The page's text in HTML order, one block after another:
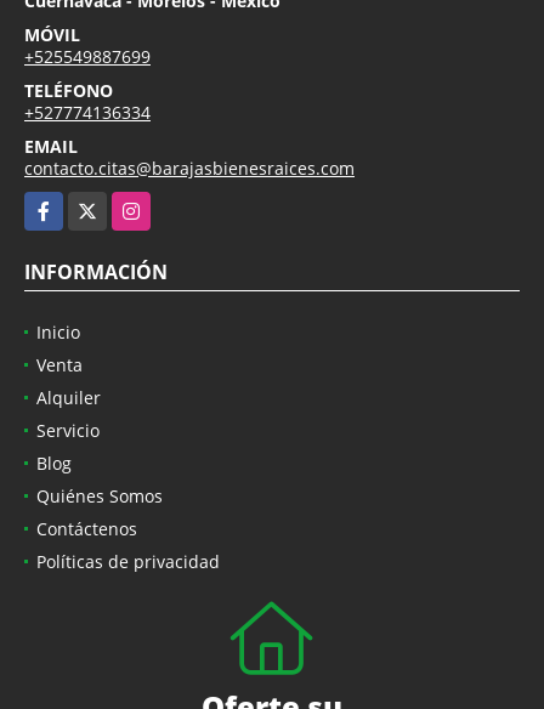
MÓVIL
+525549887699
TELÉFONO
+527774136334
EMAIL
contacto.citas@barajasbienesraices.com
Facebook
Instagram
INFORMACIÓN
Inicio
Venta
Alquiler
Servicio
Blog
Quiénes Somos
Contáctenos
Políticas de privacidad